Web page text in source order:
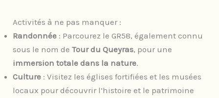
Activités à ne pas manquer :
Randonnée : Parcourez le GR58, également connu
sous le nom deTour du Queyras, pour une
immersion totale dans la nature.
Culture : Visitez les églises fortifiées et les musées
locaux pour découvrir l’histoire et le patrimoine